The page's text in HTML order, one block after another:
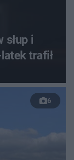
słup i
trafił
6